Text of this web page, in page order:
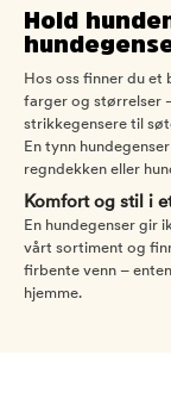
Hold
Hos oss finner du et
farger og størrelser
strikkegensere til
En tynn
regndekken eller
Komfort og stil i
En hundegenser gir
vårt sortiment og
firbente venn –
hjemme.